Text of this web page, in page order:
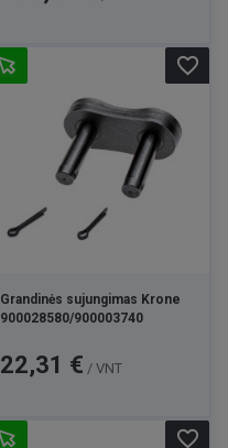
Grandinės sujungimas Krone
900028580/900003740
Kaina
22,31 € / VNT
favorite_border
favorite_border